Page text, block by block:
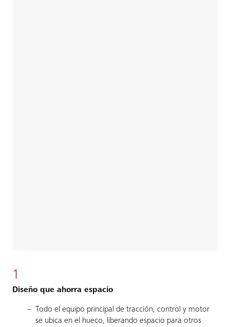
1
Diseño que ahorra espacio
Todo el equipo principal de tracción, control y motor
se ubica en el hueco, liberando espacio para otros